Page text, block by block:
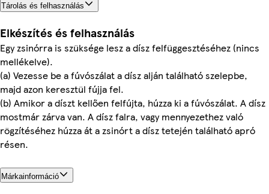
Tárolás és felhasználás
Elkészítés és felhasználás
Egy zsinórra is szüksége lesz a dísz felfüggesztéséhez (nincs
mellékelve).
(a) Vezesse be a fúvószálat a dísz alján található szelepbe,
majd azon keresztül fújja fel.
(b) Amikor a díszt kellően felfújta, húzza ki a fúvószálat. A dísz
mostmár zárva van. A dísz falra, vagy mennyezethez való
rögzítéséhez húzza át a zsinórt a dísz tetején található apró
résen.
Márkainformáció